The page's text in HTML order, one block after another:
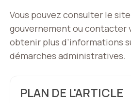
Vous pouvez consulter le
gouvernement ou contacter
obtenir plus d’informations
démarches administratives.
PLAN DE L'ARTICLE